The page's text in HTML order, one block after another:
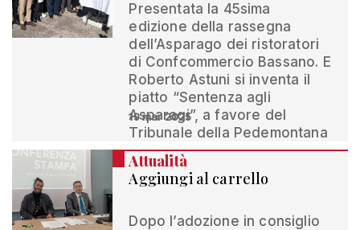
Presentata la 45sima
edizione della rassegna
dell’Asparago dei ristoratori
di Confcommercio Bassano. E
Roberto Astuni si inventa il
piatto “Sentenza agli
Asparagi”, a favore del
Tribunale della Pedemontana
19 mar 2025
Attualità
Aggiungi al carrello
Dopo l’adozione in consiglio